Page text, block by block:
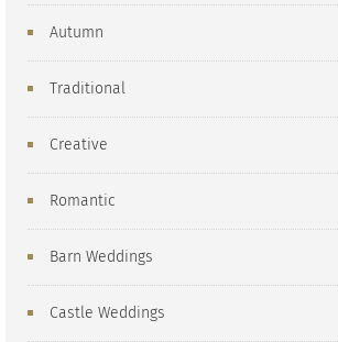
Autumn
Traditional
Creative
Romantic
Barn Weddings
Castle Weddings